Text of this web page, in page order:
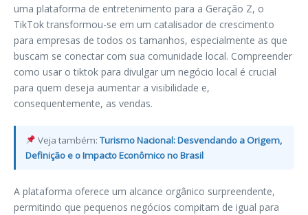
uma plataforma de entretenimento para a Geração Z, o
TikTok transformou-se em um catalisador de crescimento
para empresas de todos os tamanhos, especialmente as que
buscam se conectar com sua comunidade local. Compreender
como usar o tiktok para divulgar um negócio local é crucial
para quem deseja aumentar a visibilidade e,
consequentemente, as vendas.
Veja também:Turismo Nacional: Desvendando a Origem,
Definição e o Impacto Econômico no Brasil
A plataforma oferece um alcance orgânico surpreendente,
permitindo que pequenos negócios compitam de igual para